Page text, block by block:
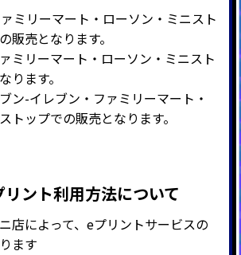
ミリーマート・ローソン・ミニスト
販売となります。
ミリーマート・ローソン・ミニスト
ります。
ン-イレブン・ファミリーマート・
トップでの販売となります。
ント利用方法について
店によって、eプリントサービスの
ます